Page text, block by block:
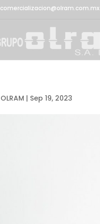
comercializacion@olram.com.mx
OLRAM | Sep 19, 2023